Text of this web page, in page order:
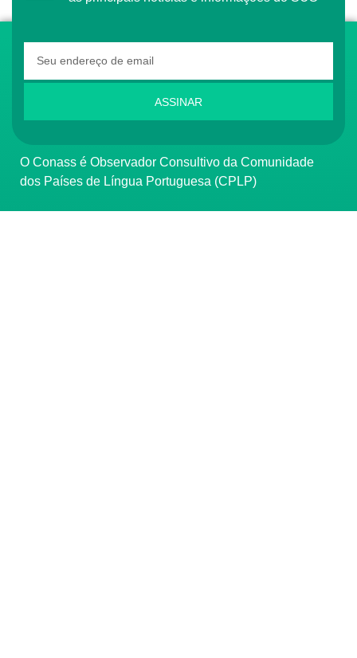
ASSINAR
O Conass é Observador Consultivo da Comunidade
dos Países de Língua Portuguesa (CPLP)